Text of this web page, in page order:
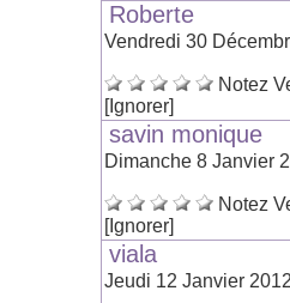
Roberte
Vendredi 30
Notez
[Ignorer]
savin monique
Dimanche 8 Janvier
Notez
[Ignorer]
viala
Jeudi 12 Janvier 2012